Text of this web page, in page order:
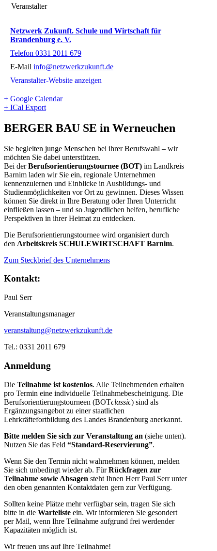
Veranstalter
Netzwerk Zukunft. Schule und Wirtschaft für
Brandenburg e. V.
Telefon 0331 2011 679
E-Mail info@netzwerkzukunft.de
Veranstalter-Website anzeigen
+ Google Calendar
+ ICal Export
BERGER BAU SE in Werneuchen
Sie begleiten junge Menschen bei ihrer Berufswahl – wir
möchten Sie dabei unterstützen.
Bei derBerufsorientierungstournee (BOT) im Landkreis
Barnim laden wir Sie ein, regionale Unternehmen
kennenzulernen und Einblicke in Ausbildungs- und
Studienmöglichkeiten vor Ort zu gewinnen. Dieses Wissen
können Sie direkt in Ihre Beratung oder Ihren Unterricht
einfließen lassen – und so Jugendlichen helfen, berufliche
Perspektiven in ihrer Heimat zu entdecken.
Die Berufsorientierungstournee wird organisiert durch
den Arbeitskreis SCHULEWIRTSCHAFT Barnim.
Zum Steckbrief des Unternehmens
Kontakt:
Paul Serr
Veranstaltungsmanager
veranstaltung@netzwerkzukunft.de
Tel.: 0331 2011 679
Anmeldung
Die Teilnahme ist kostenlos. Alle Teilnehmenden erhalten
pro Termin eine individuelle Teilnahmebescheinigung. Die
Berufsorientierungstourneen (BOTclassic) sind als
Ergänzungsangebot zu einer staatlichen
Lehrkräftefortbildung des Landes Brandenburg anerkannt.
Bitte melden Sie sich zur Veranstaltung an (siehe unten).
Nutzen Sie das Feld “Standard-Reservierung”.
Wenn Sie den Termin nicht wahrnehmen können, melden
Sie sich unbedingt wieder ab. FürRückfragen zur
Teilnahme sowie Absagen steht Ihnen Herr Paul Serr unter
den oben genannten Kontaktdaten gern zur Verfügung.
Sollten keine Plätze mehr verfügbar sein, tragen Sie sich
bitte in die Warteliste ein. Wir informieren Sie gesondert
per Mail, wenn Ihre Teilnahme aufgrund frei werdender
Kapazitäten möglich ist.
Wir freuen uns auf Ihre Teilnahme!